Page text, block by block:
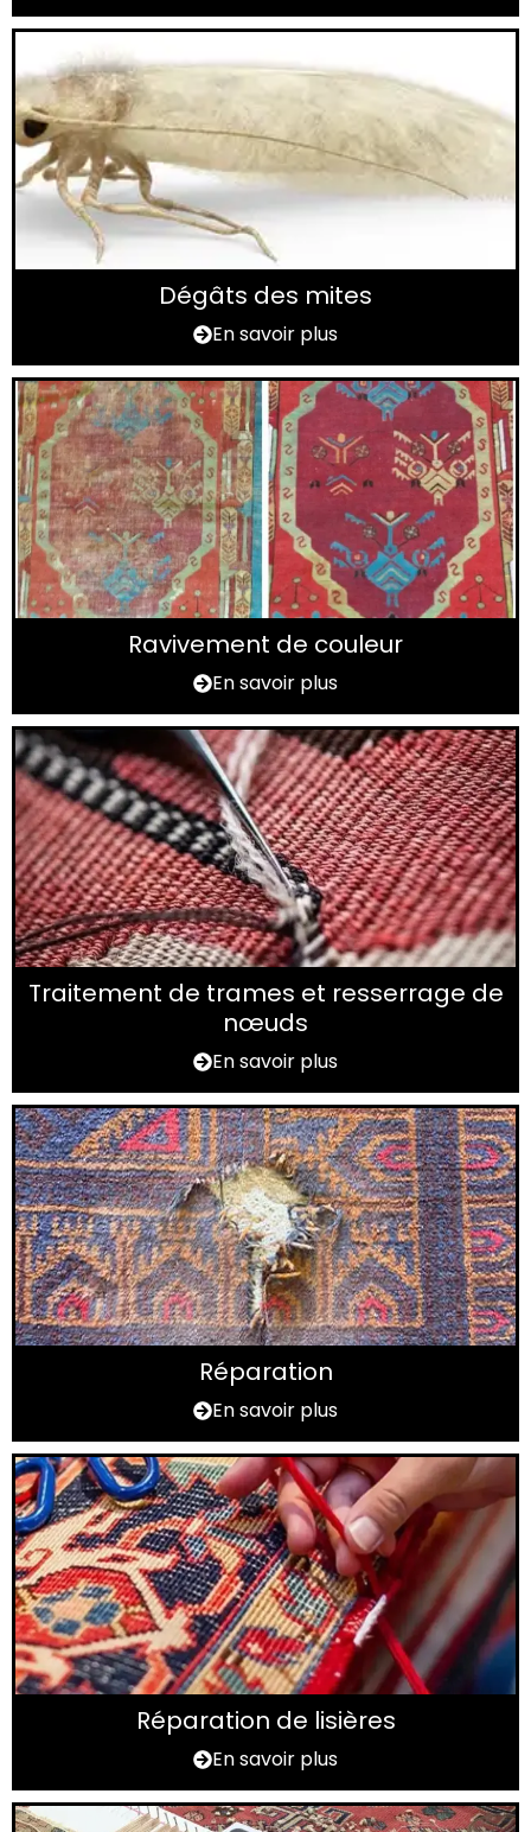
Dégâts des mites
En savoir plus
Ravivement de couleur
En savoir plus
Traitement de trames et resserrage de
nœuds
En savoir plus
Réparation
En savoir plus
Réparation de lisières
En savoir plus